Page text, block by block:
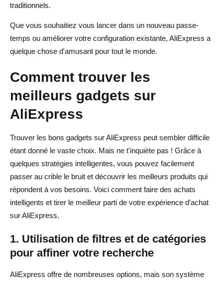
traditionnels.
Que vous souhaitiez vous lancer dans un nouveau passe-
temps ou améliorer votre configuration existante, AliExpress a
quelque chose d'amusant pour tout le monde.
Comment trouver les
meilleurs gadgets sur
AliExpress
Trouver les bons gadgets sur AliExpress peut sembler difficile
étant donné le vaste choix. Mais ne t'inquiète pas ! Grâce à
quelques stratégies intelligentes, vous pouvez facilement
passer au crible le bruit et découvrir les meilleurs produits qui
répondent à vos besoins. Voici comment faire des achats
intelligents et tirer le meilleur parti de votre expérience d'achat
sur AliExpress.
1. Utilisation de filtres et de catégories
pour affiner votre recherche
AliExpress offre de nombreuses options, mais son système